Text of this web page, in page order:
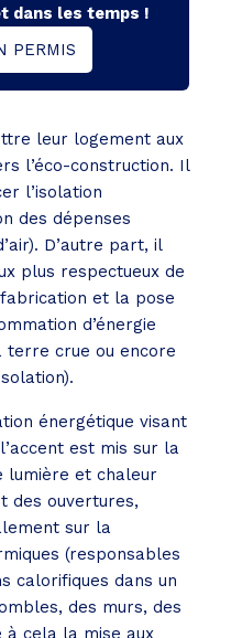
dans les temps !
PERMIS
leur logement aux
l’éco-construction. Il
l’isolation
des dépenses
D’autre part, il
plus respectueux de
et la pose
d’énergie
terre crue ou encore
énergétique visant
est mis sur la
lumière et chaleur
des ouvertures,
sur la
(responsables
calorifiques dans un
des murs, des
à cela la mise aux